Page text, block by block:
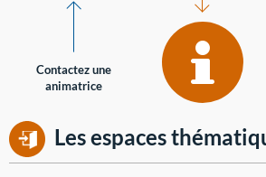
Contactez une
animatrice
Les espaces